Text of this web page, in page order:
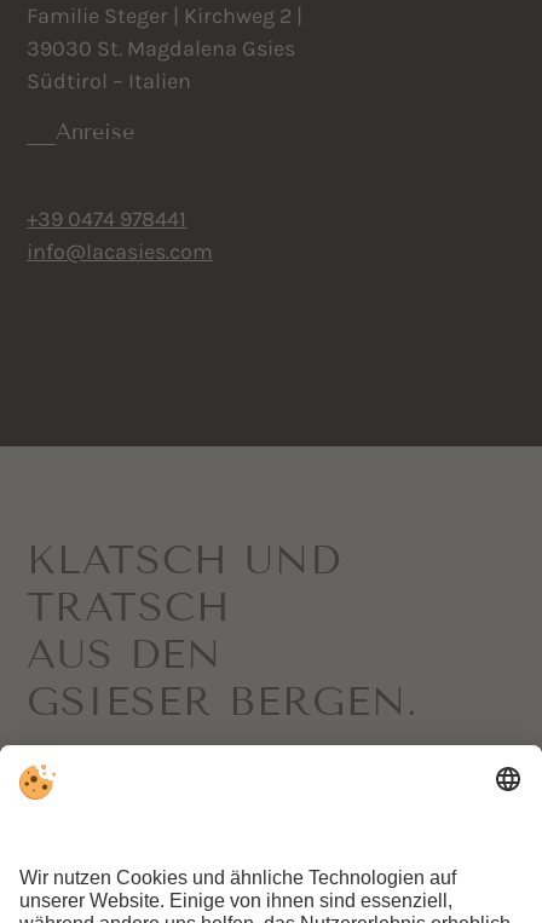
Familie Steger | Kirchweg 2 |
39030 St. Magdalena Gsies
Südtirol – Italien
Anreise
+39 0474 978441
info@lacasies.com
KLATSCH UND
TRATSCH
AUS DEN
GSIESER BERGEN.